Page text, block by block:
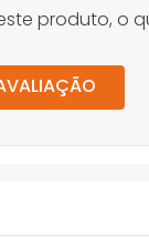
produto, o